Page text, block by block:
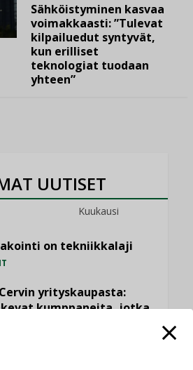
Sähköistyminen kasvaa
voimakkaasti: ”Tulevat
kilpailuedut syntyvät,
kun erilliset
teknologiat tuodaan
yhteen”
UUTISET
Kuukausi
on tekniikkalaji
yrityskaupasta:
kumppaneita, jotka